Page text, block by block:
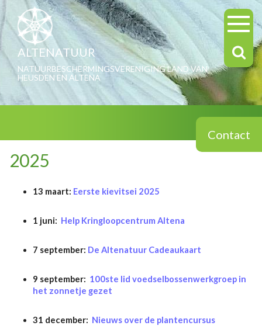
ALTENATUUR
NATUURBESCHERMINGSVERENIGING LAND VAN
HEUSDEN EN ALTENA
Contact
2025
13 maart: Eerste kievitsei 2025
1 juni: Help Kringloopcentrum Altena
7 september: De Altenatuur Cadeaukaart
9 september: 100ste lid voedselbossenwerkgroep in
het zonnetje gezet
31 december: Nieuws over de plantencursus